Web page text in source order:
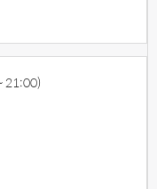
21:00)